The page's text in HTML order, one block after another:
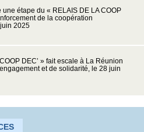
étape du « RELAIS DE LA COOP
de la coopération
2025
DEC’ » fait escale à La Réunion
et de solidarité, le 28 juin